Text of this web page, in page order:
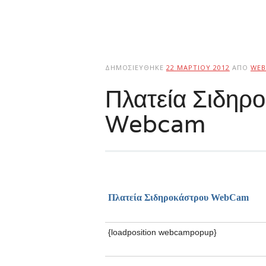
ΔΗΜΟΣΙΕΎΘΗΚΕ 22 ΜΑΡΤΊΟΥ 2012 ΑΠΌ
Πλατεία
Webcam
Πλατεία ΣιδηροκάστρουWebCam
{loadposition webcampopup}